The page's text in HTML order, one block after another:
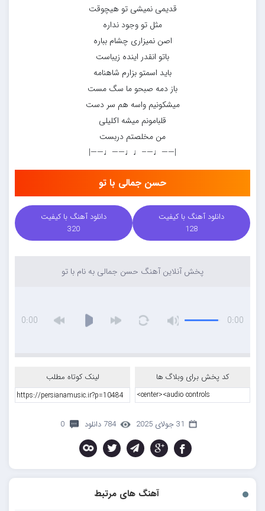
قدیمی نمیشی تو هیچوقت
مثل تو وجود نداره
اصن نمیزاری چشام بباره
باتو انقدر اینده زیباست
باید اسمتو بزارم شاهنامه
باز دمه صبحو ما سگ مست
میشکونیم واسه هم سر دست
قلبامونم میشه اکلیلی
من مخلصتم دربست
|——♩—–♩♩——♩——|
حسن جمالی با تو
دانلود آهنگ با کیفیت
128
دانلود آهنگ با کیفیت
320
پخش آنلاین آهنگ حسن جمالی به نام با تو
0:00
0:00
کد پخش برای وبلاگ ها لینک کوتاه مطلب
31 جولای 2025 784 دانلود 0
آهنگ های مرتبط